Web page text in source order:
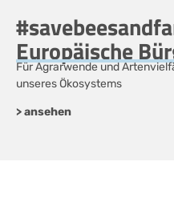
Europäische
Für Agrarwende und
unseres Ökosystems
> ansehen